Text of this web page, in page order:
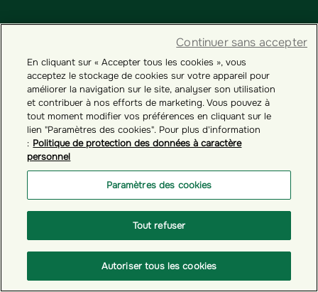
PARTENAIRES
Devenir Partenaire
RÉGLEMENTATION
Nos engagements RSE
Conditions générales
Comptes inactifs - Loi Eckert
Nos solutions d’épargne salariale
En cliquant sur « Accepter tous les cookies », vous
acceptez le stockage de cookies sur votre appareil pour
améliorer la navigation sur le site, analyser son utilisation
et contribuer à nos efforts de marketing. Vous pouvez à
tout moment modifier vos préférences en cliquant sur le
lien "Paramètres des cookies". Pour plus d'information
: Politique de protection des données à caractère
personnel
Paramètres des cookies
Tout refuser
Autoriser tous les cookies
Continuer sans accepter